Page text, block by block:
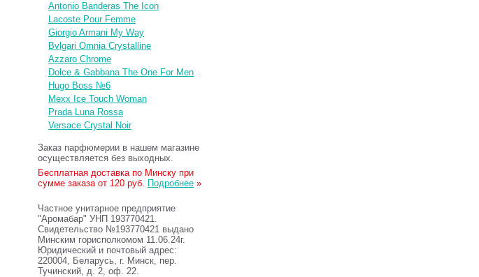
Antonio Banderas The Icon
Lacoste Pour Femme
Giorgio Armani My Way
Bvlgari Omnia Crystalline
Azzaro Chrome
Dolce & Gabbana The One For Men
Hugo Boss №6
Mexx Ice Touch Woman
Prada Luna Rossa
Versace Crystal Noir
Заказ парфюмерии в нашем магазине
осуществляется без выходных.
Бесплатная доставка по Минску при
сумме заказа от 120 руб. Подробнее »
Частное унитарное предприятие
"Аромабар" УНП 193770421.
Свидетельство №193770421 выдано
Минским горисполкомом 11.06.24г.
Юридический и почтовый адрес:
220004, Беларусь, г. Минск, пер.
Тучинский, д. 2, оф. 22.